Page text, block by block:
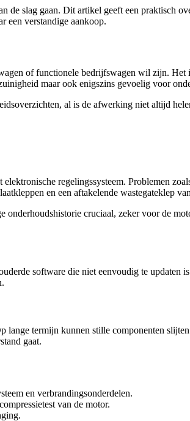
slag gaan. Dit artikel geeft een praktisch
een verstandige aankoop.
of functionele bedrijfswagen wil zijn.
maar ook enigszins gevoelig voor
al is de afwerking niet altijd
regelingssysteem. Problemen
en een aftakelende wastegateklep
cruciaal, zeker voor de
software die niet eenvoudig te updaten
termijn kunnen stille componenten
gaat.
en verbrandingsonderdelen.
van de motor.